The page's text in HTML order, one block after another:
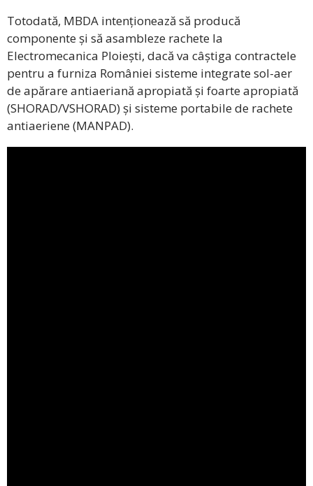
Totodată, MBDA intenționează să producă
componente și să asambleze rachete la
Electromecanica Ploiești, dacă va câștiga contractele
pentru a furniza României sisteme integrate sol-aer
de apărare antiaeriană apropiată și foarte apropiată
(SHORAD/VSHORAD) și sisteme portabile de rachete
antiaeriene (MANPAD).